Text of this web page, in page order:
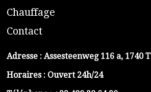
Chauffage
Contact
Adresse : Assesteenweg 116 a, 1740
Horaires : Ouvert 24h/24